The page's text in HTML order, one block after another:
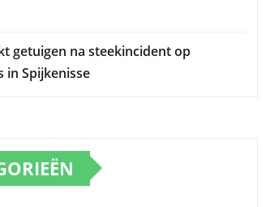
getuigen na steekincident op
in Spijkenisse